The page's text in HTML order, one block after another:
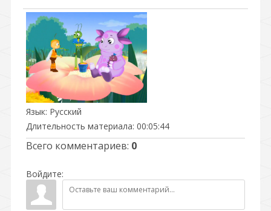
Язык: Русский
Длительность материала: 00:05:44
Всего комментариев: 0
Войдите: